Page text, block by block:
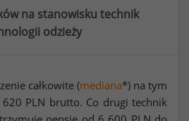
na stanowisku technik
odzieży
całkowite (mediana*) na tym
PLN brutto. Co drugi technik